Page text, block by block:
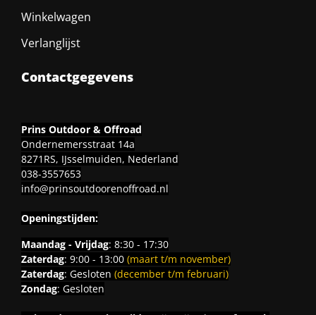
Winkelwagen
Verlanglijst
Contactgegevens
Prins Outdoor & Offroad
Ondernemersstraat 14a
8271RS, IJsselmuiden, Nederland
038-3557653
info@prinsoutdoorenoffroad.nl
Openingstijden:
Maandag - Vrijdag: 8:30 - 17:30
Zaterdag: 9:00 - 13:00 (maart t/m november)
Zaterdag: Gesloten (december t/m februari)
Zondag: Gesloten